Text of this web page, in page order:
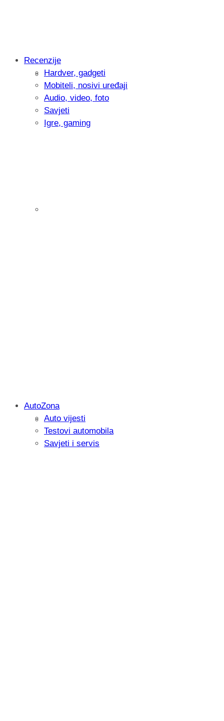
Intervju: Goran Jović, fotograf -
Recenzije
Hardver, gadgeti
Mobiteli, nosivi uređaji
Audio, video, foto
Savjeti
Igre, gaming
Savjetujemo: Što učiniti kada vaš
AutoZona
Auto vijesti
Testovi automobila
Savjeti i servis